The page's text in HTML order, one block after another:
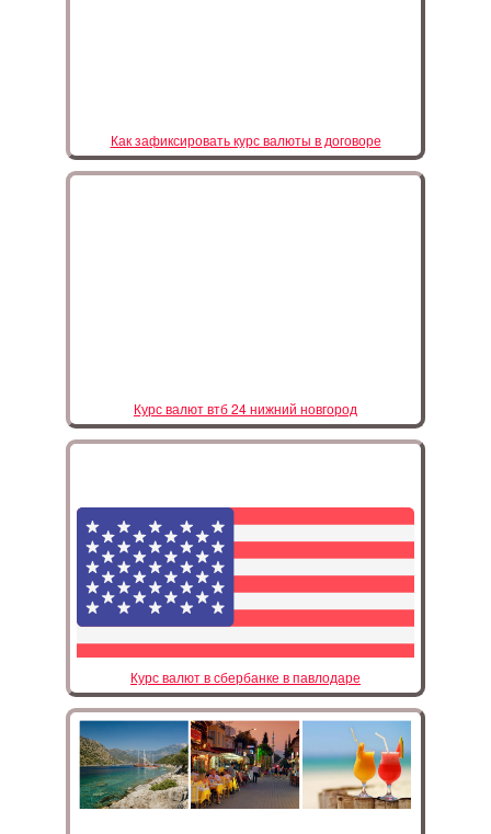
Как зафиксировать курс валюты в договоре
Курс валют втб 24 нижний новгород
Курс валют в сбербанке в павлодаре